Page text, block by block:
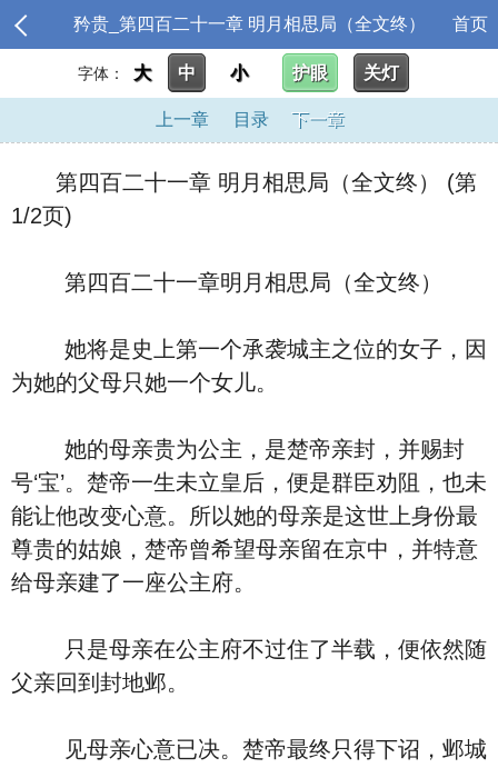
矜贵_第四百二十一章 明月相思局（全文终） 首页
字体： 大 中 小 护眼 关灯
上一章 目录 下一章
第四百二十一章 明月相思局（全文终） (第
1/2页)
第四百二十一章明月相思局（全文终）
她将是史上第一个承袭城主之位的女子，因
为她的父母只她一个女儿。
她的母亲贵为公主，是楚帝亲封，并赐封
号‘宝’。楚帝一生未立皇后，便是群臣劝阻，也未
能让他改变心意。所以她的母亲是这世上身份最
尊贵的姑娘，楚帝曾希望母亲留在京中，并特意
给母亲建了一座公主府。
只是母亲在公主府不过住了半载，便依然随
父亲回到封地邺。
见母亲心意已决。楚帝最终只得下诏，邺城